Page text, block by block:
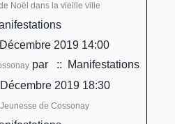
Noël dans la vieille ville
2019 14:00
par
:: Manifestations
2019 18:30
de Cossonay